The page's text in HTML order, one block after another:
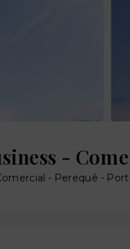
-
- Perequê -